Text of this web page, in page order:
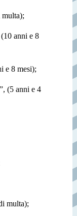
anni e 8
e 8 mesi);
(5 anni e 4
multa);